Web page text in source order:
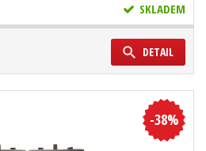
SKLADEM
DETAIL
-38%